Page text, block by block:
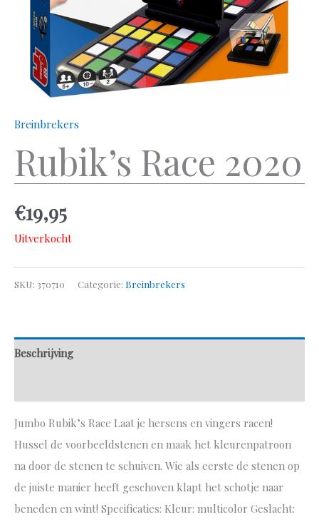
Breinbrekers
Rubik’s Race 2020
€19,95
Uitverkocht
SKU: 370710 Categorie: Breinbrekers
Beschrijving
Jumbo Rubik’s Race Laat je hersens en vingers racen!
Hussel de voorbeeldstenen en maak het kleurenpatroon
na door de stenen te schuiven. Wie als eerste de stenen op
de juiste manier heeft geschoven klapt het schotje naar
beneden en wint! Specificaties: Kleur: multicolor Geslacht: